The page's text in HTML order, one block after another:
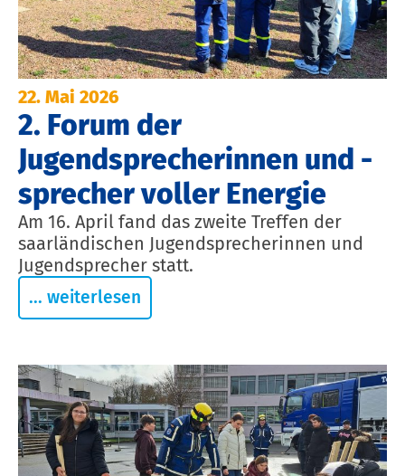
22. Mai 2026
2. Forum der
Jugendsprecherinnen und -
sprecher voller Energie
Am 16. April fand das zweite Treffen der
saarländischen Jugendsprecherinnen und
Jugendsprecher statt.
... weiterlesen